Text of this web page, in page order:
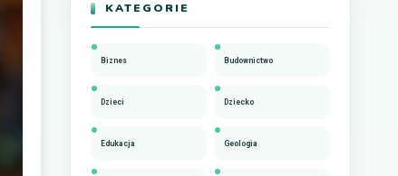
KATEGORIE
Biznes Budownictwo
Dzieci Dziecko
Edukacja Geologia